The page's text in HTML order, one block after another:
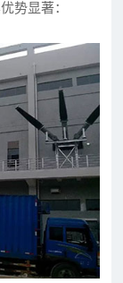
势显著：